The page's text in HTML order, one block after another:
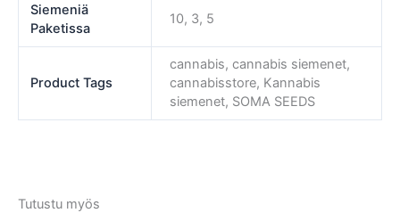
Siemeniä
Paketissa
10, 3, 5
Product Tags
cannabis, cannabis siemenet,
cannabisstore, Kannabis
siemenet, SOMA SEEDS
Tutustu myös